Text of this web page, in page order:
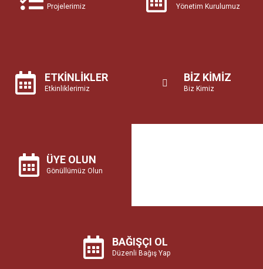
ETKİNLİKLER BİZ KİMİZ
ÜYE OLUN